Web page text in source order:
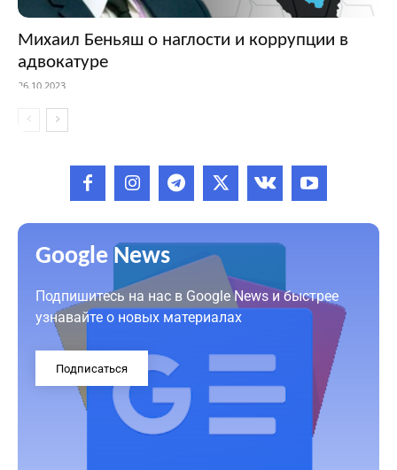
Михаил Беньяш о наглости и коррупции в
адвокатуре
26.10.2023
Google News
Подпишитесь на нас в Google News и быстрее
узнавайте о новых материалах
Подписаться